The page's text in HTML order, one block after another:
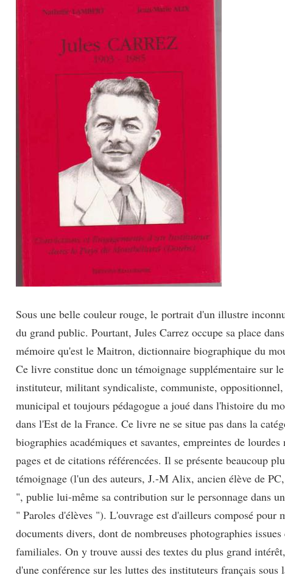
Sous une belle couleur rouge, le portrait d'un illustre
du grand public. Pourtant, Jules Carrez occupe sa place
mémoire qu'est le Maitron, dictionnaire biographique du
Ce livre constitue donc un témoignage supplémentaire sur
instituteur, militant syndicaliste, communiste,
municipal et toujours pédagogue a joué dans l'histoire du
dans l'Est de la France. Ce livre ne se situe pas dans la
biographies académiques et savantes, empreintes de lourdes
pages et de citations référencées. Il se présente beaucoup
témoignage (l'un des auteurs, J.-M Alix, ancien élève de
", publie lui-même sa contribution sur le personnage dans
" Paroles d'élèves "). L'ouvrage est d'ailleurs composé pour
documents divers, dont de nombreuses photographies issues
familiales. On y trouve aussi des textes du plus grand
d'une conférence sur les luttes des instituteurs français sous